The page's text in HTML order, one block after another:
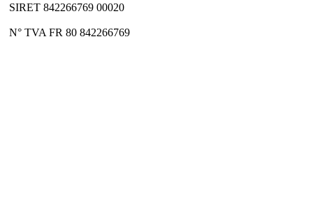
SIRET 842266769 00020
N° TVA FR 80 842266769